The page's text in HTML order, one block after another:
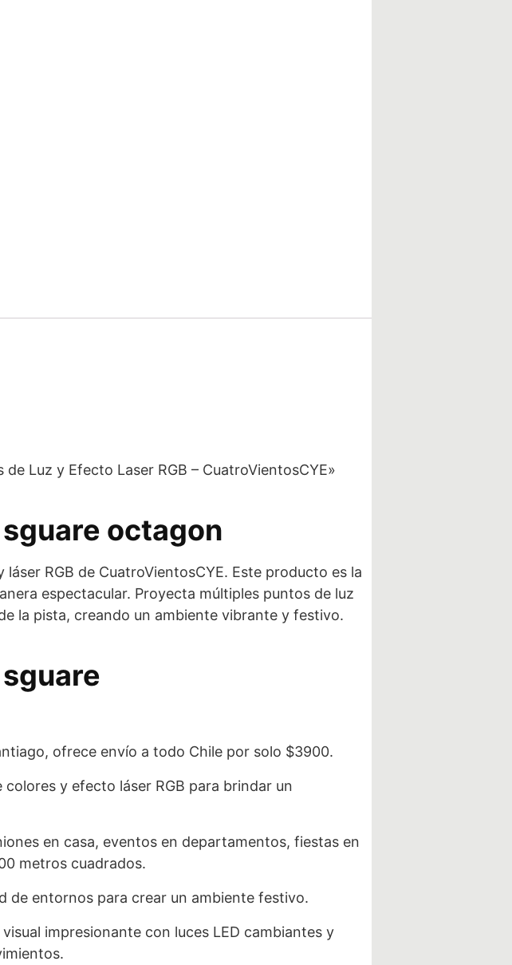
Luz y Efecto Laser RGB – CuatroVientosCYE»
octagon
RGB de CuatroVientosCYE. Este producto es la
espectacular. Proyecta múltiples puntos de luz
la pista, creando un ambiente vibrante y festivo.
ofrece envío a todo Chile por solo $3900.
y efecto láser RGB para brindar un
en casa, eventos en departamentos, fiestas en
metros cuadrados.
de entornos para crear un ambiente festivo.
impresionante con luces LED cambiantes y